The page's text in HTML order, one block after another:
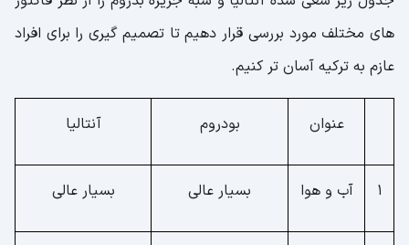
های مختلف مورد بررسی قرار دهیم تا تصمیم گیری را برای افراد
عازم به ترکیه آسان تر کنیم.
عنوان بودروم آنتالیا
1 آب و هوا بسیار عالی بسیار عالی